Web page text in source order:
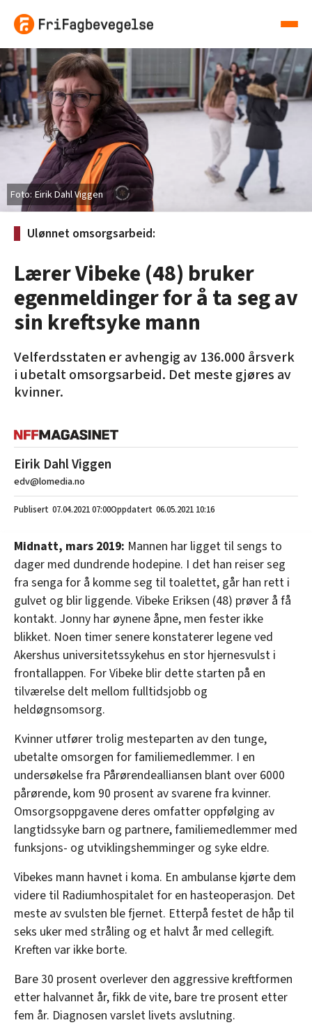
Eirik Dahl Viggen
Ulønnet omsorgsarbeid:
Lærer Vibeke (48) bruker
egenmeldinger for å ta seg av
sin kreftsyke mann
Velferdsstaten er avhengig av 136.000 årsverk
i ubetalt omsorgsarbeid. Det meste gjøres av
kvinner.
Eirik Dahl Viggen
edv@lomedia.no
07.04.202107:00 06.05.2021 10:16
Midnatt, mars 2019: Mannen har ligget til sengs to
dager med dundrende hodepine. I det han reiser seg
fra senga for å komme seg til toalettet, går han rett i
gulvet og blir liggende. Vibeke Eriksen (48) prøver å få
kontakt. Jonny har øynene åpne, men fester ikke
blikket. Noen timer senere konstaterer legene ved
Akershus universitetssykehus en stor hjernesvulst i
frontallappen. For Vibeke blir dette starten på en
tilværelse delt mellom fulltidsjobb og
heldøgnsomsorg.
Kvinner utfører trolig mesteparten av den tunge,
ubetalte omsorgen for familiemedlemmer. I en
undersøkelse fra Pårørendealliansen blant over 6000
pårørende, kom 90 prosent av svarene fra kvinner.
Omsorgsoppgavene deres omfatter oppfølging av
langtidssyke barn og partnere, familiemedlemmer med
funksjons- og utviklingshemminger og syke eldre.
Vibekes mann havnet i koma. En ambulanse kjørte dem
videre til Radiumhospitalet for en hasteoperasjon. Det
meste av svulsten ble fjernet. Etterpå festet de håp til
seks uker med stråling og et halvt år med cellegift.
Kreften var ikke borte.
Bare 30 prosent overlever den aggressive kreftformen
etter halvannet år, fikk de vite, bare tre prosent etter
fem år. Diagnosen varslet livets avslutning.